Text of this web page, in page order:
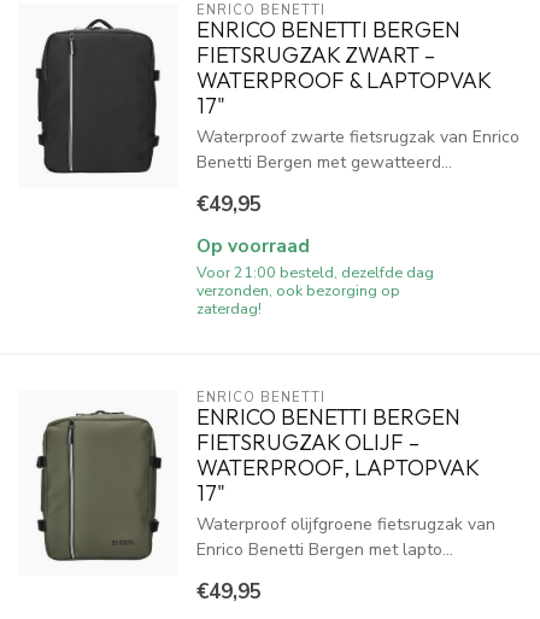
ENRICO BENETTI
ENRICO BENETTI BERGEN
FIETSRUGZAK ZWART –
WATERPROOF & LAPTOPVAK
17"
Waterproof zwarte fietsrugzak van Enrico
Benetti Bergen met gewatteerd...
€49,95
Op voorraad
Voor 21:00 besteld, dezelfde dag
verzonden, ook bezorging op
zaterdag!
ENRICO BENETTI
ENRICO BENETTI BERGEN
FIETSRUGZAK OLIJF –
WATERPROOF, LAPTOPVAK
17"
Waterproof olijfgroene fietsrugzak van
Enrico Benetti Bergen met lapto...
€49,95